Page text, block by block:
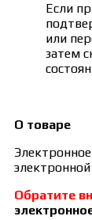
Если
или
затем
О товаре
Обратите